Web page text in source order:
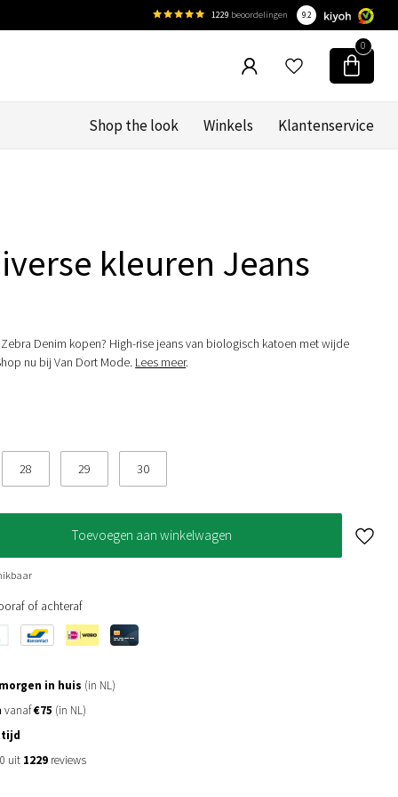
1229 beoordelingen 9.2
0
Shop the look Winkels Klantenservice
kleuren Jeans
Zebra Denim kopen? High-rise jeans van biologisch katoen met wijde
nu bij Van Dort Mode. Lees meer.
28 29 30
Toevoegen aan winkelwagen
of achteraf
in huis (in NL)
vanaf€75 (in NL)
uit 1229 reviews